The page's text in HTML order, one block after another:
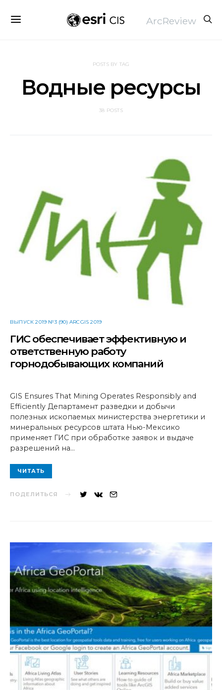
ArcReview
POSTS BY TAG
Водные ресурсы
38 POSTS
ВЫПУСК 2019 №3 (90) ARCGIS 2019
ГИС обеспечивает эффективную и
ответственную работу
горнодобывающих компаний
GIS Ensures That Mining Operates Responsibly and
Efficiently Департамент разведки и добычи
полезных ископаемых министерства энергетики и
минеральных ресурсов штата Нью-Мексико
применяет ГИС при обработке заявок и выдаче
разрешений на…
ЧИТАТЬ
ПОДЕЛИТЬСЯ